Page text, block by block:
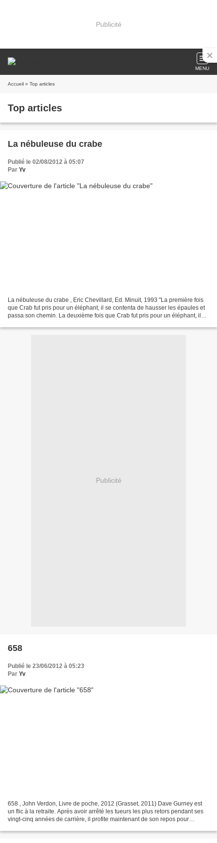
Publicité
MENU
Accueil » Top articles
Top articles
La nébuleuse du crabe
Publié le 02/08/2012 à 05:07
Par Yv
La nébuleuse du crabe , Eric Chevillard, Ed. Minuit, 1993 "La première fois
que Crab fut pris pour un éléphant, il se contenta de hausser les épaules et
passa son chemin. La deuxième fois que Crab fut pris pour un éléphant, il
Publicité
658
Publié le 23/06/2012 à 05:23
Par Yv
658 , John Verdon, Livre de poche, 2012 (Grasset, 2011) Dave Gurney est
un flic à la retraite. Après avoir arrêté les tueurs les plus retors pendant ses
vingt-cinq années de carrière, il profite maintenant de son repos pour